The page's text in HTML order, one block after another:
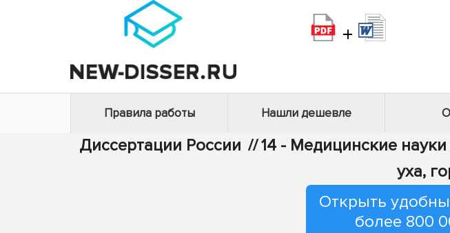
+
Правила работы Нашли дешевле
Диссертации России //14 - Медицинские науки
уха,
Открыть
более 800